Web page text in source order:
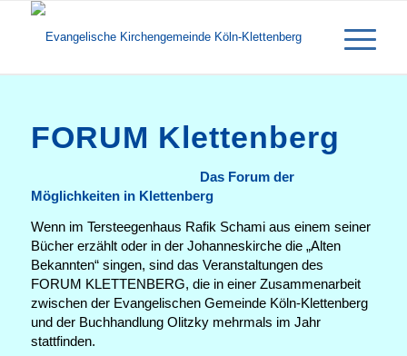
FORUM Klettenberg
Das Forum der
Möglichkeiten in Klettenberg
Wenn im Tersteegenhaus Rafik Schami aus einem seiner
Bücher erzählt oder in der Johanneskirche die „Alten
Bekannten“ singen, sind das Veranstaltungen des
FORUM KLETTENBERG, die in einer Zusammenarbeit
zwischen der Evangelischen Gemeinde Köln-Klettenberg
und der Buchhandlung Olitzky mehrmals im Jahr
stattfinden.